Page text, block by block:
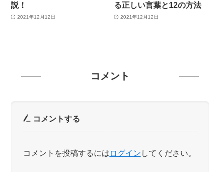
説！
2021年12月12日
る正しい言葉と12の方法
2021年12月12日
コメント
コメントする
コメントを投稿するには ログイン してください。